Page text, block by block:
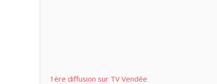
1ère diffusion sur TV Vendée